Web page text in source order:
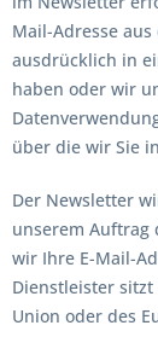
Mail-Adresse
ausdrücklich in
haben oder wir
über die wir Sie
Der Newsletter
unserem Auftrag
wir Ihre E-Mail-
Dienstleister
Union oder des